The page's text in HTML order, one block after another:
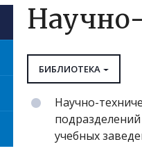
БИБЛИОТЕКА
Научно-
учебных